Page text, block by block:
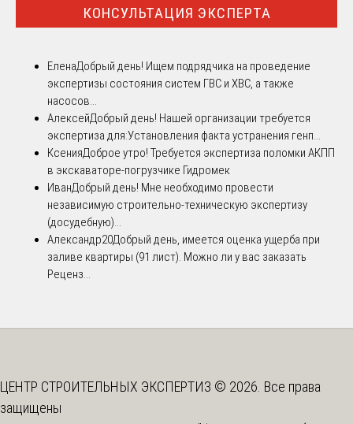
КОНСУЛЬТАЦИЯ ЭКСПЕРТА
ЕленаДобрый день! Ищем подрядчика на проведение
экспертизы состояния систем ГВС и ХВС, а также
насосов...
АлексейДобрый день! Нашей организации требуется
экспертиза для:Установления факта устранения генп...
КсенияДоброе утро! Требуется экспертиза поломки АКПП
в экскаваторе-погрузчике Гидромек
ИванДобрый день! Мне необходимо провести
независимую строительно-техническую экспертизу
(досудебную)...
Александр20Добрый день, имеется оценка ущерба при
заливе квартиры (91 лист). Можно ли у вас заказать
Реценз...
ЦЕНТР СТРОИТЕЛЬНЫХ ЭКСПЕРТИЗ © 2026. Все права
защищены